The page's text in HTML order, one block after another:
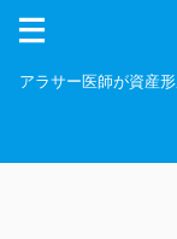
アラサー医師が資産